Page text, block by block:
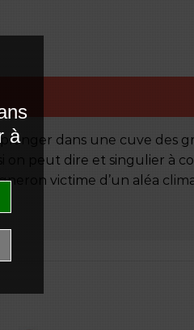
dans une cuve des
peut dire et singulier à
victime d’un aléa
à